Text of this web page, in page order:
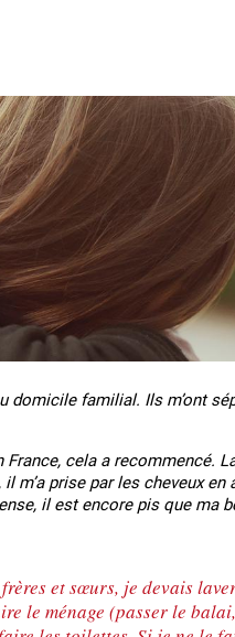
domicile familial. Ils m’ont
cela a recommencé.
prise par les cheveux en
il est encore pis que ma
et sœurs, je devais
le ménage (passer le balai,